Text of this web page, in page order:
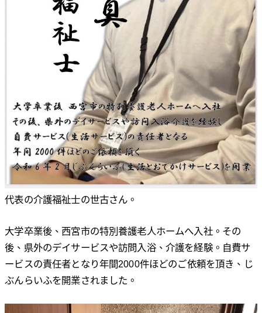
代表の介護福祉士の世古さん。
大学卒業後、西宮市の特別養護老人ホームへ入社。その
後、県外のデイサービスや訪問入浴、介護を経験。自費サ
ービスの責任者となり年間2000件ほどのご依頼を頂き、じ
ぶんらいふを開業されました。